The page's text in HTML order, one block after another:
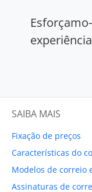
SAIBA MAIS
Fixação de preços
Características do
Modelos de correio
Assinaturas de